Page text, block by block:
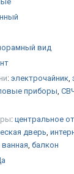
вид
: электрочайник,
приборы,
: центральное
дверь,
ванная, балкон